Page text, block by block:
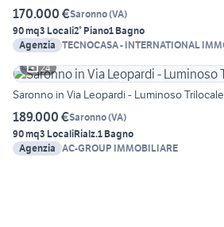
170.000 €Saronno(VA)
90 mq3 Locali2° Piano1 Bagno
Agenzia
24
Saronno in Via Leopardi - Luminoso Trilocale
189.000 €Saronno(VA)
90 mq3 LocaliRialz.1 Bagno
Agenzia AC-GROUP IMMOBILIARE